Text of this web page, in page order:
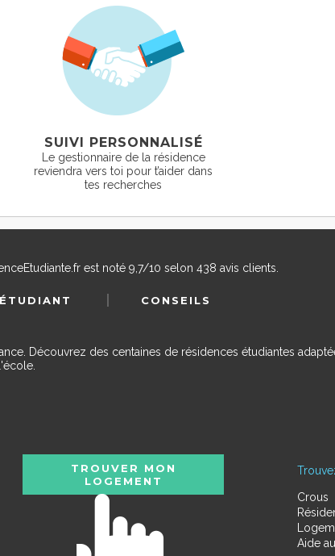
SUIVI PERSONNALISÉ
Le gestionnaire de la résidence
reviendra vers toi pour t’aider dans
tes recherches
est noté 9,7/10 selon 438 avis clients.
CONSEILS
Découvrez des centaines de résidences étudiantes
Crous
Aide
TROUVER MON
LOGEMENT